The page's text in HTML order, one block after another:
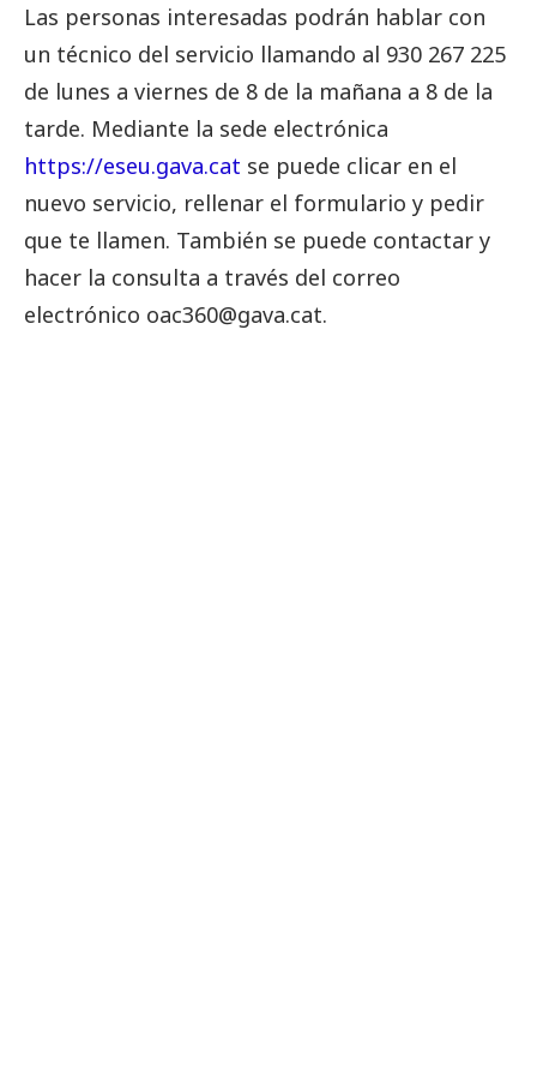
Las personas interesadas podrán hablar con
un técnico del servicio llamando al 930 267 225
de lunes a viernes de 8 de la mañana a 8 de la
tarde. Mediante la sede electrónica
https://eseu.gava.cat se puede clicar en el
nuevo servicio, rellenar el formulario y pedir
que te llamen. También se puede contactar y
hacer la consulta a través del correo
electrónico oac360@gava.cat.